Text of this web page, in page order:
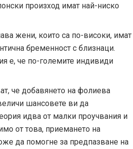
произход имат най-ниско
жени, които са по-високи, имат
бременност с близнаци.
е, че по-големите индивиди
че добавянето на фолиева
шансовете ви да
идва от малки проучвания и
от това, приемането на
да помогне за предпазване на